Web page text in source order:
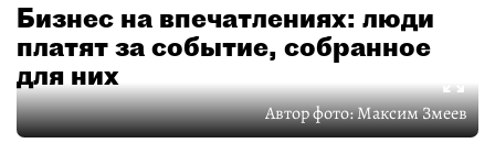
Бизнес на впечатлениях: люди
платят за событие, собранное
для них
Автор фото:Максим Змеев